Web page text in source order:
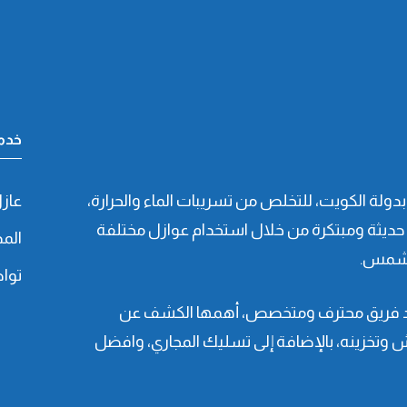
الكويت، للتخلص من تسريبات الماء والحرارة،
ومبتكرة من خلال استخدام عوازل مختلفة
الشمس.
فريق محترف ومتخصص، أهمها الكشف عن
وتخزينه، بالإضافة إلى تسليك المجاري، وافضل